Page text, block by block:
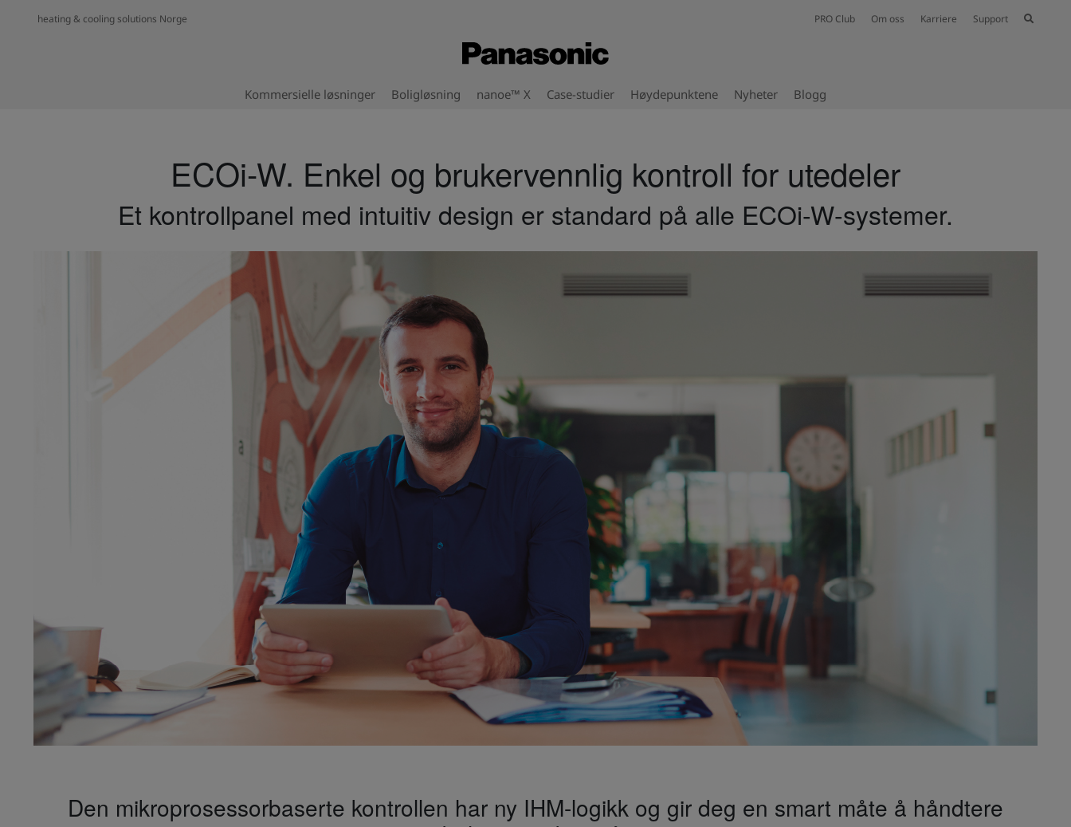
heating & cooling solutions Norge PRO Club Om oss Karriere Support
Kommersielle løsninger Boligløsning nanoe™ X Case-studier Høydepunktene Nyheter Blogg
ECOi-W. Enkel og brukervennlig kontroll for utedeler
Et kontrollpanel med intuitiv design er standard på alle ECOi-W-systemer.
Den mikroprosessorbaserte kontrollen har ny IHM-logikk og gir deg en smart måte å håndtere